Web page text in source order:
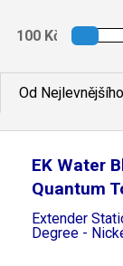
Od Nejlevnějšího
EK Water
Quantum
Extender
Degree -